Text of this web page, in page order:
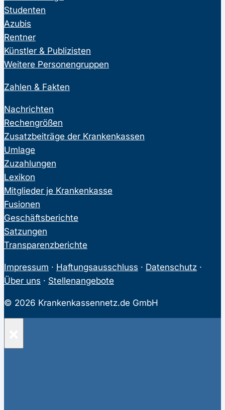
Studenten
Azubis
Rentner
Künstler & Publizisten
Weitere Personengruppen
Zahlen & Fakten
Nachrichten
Rechengrößen
Zusatzbeiträge der Krankenkassen
Umlage
Zuzahlungen
Lexikon
Mitglieder je Krankenkasse
Fusionen
Geschäftsberichte
Satzungen
Transparenzberichte
Impressum · Haftungsausschluss · Datenschutz ·
Über uns · Stellenangebote
© 2026 Krankenkassennetz.de GmbH